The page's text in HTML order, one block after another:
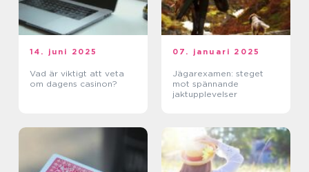
14. juni 2025
Vad är viktigt att veta
om dagens casinon?
07. januari 2025
Jägarexamen: steget
mot spännande
jaktupplevelser